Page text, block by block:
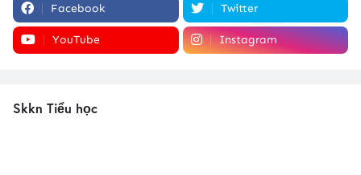
Facebook Twitter
YouTube Instagram
Skkn Tiểu học